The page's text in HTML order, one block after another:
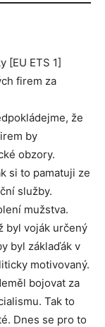
[EU ETS 1]
firem za
že
by
obzory.
si to pamatuji ze
služby.
mužstva.
byl voják určený
byl záklaďák v
motivovaný.
bojovat za
Tak to
Dnes se pro to